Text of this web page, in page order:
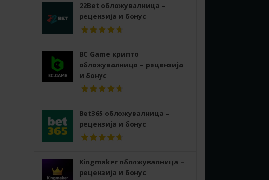
22Bet обложувалница –
рецензија и бонус
BC Game крипто
обложувалница – рецензија
и бонус
Bet365 обложувалница –
рецензија и бонус
Kingmaker обложувалница –
рецензија и бонус